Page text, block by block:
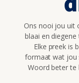
Ons nooi jou uit
blaai en
Elke preek is
formaat wat jou
Woord beter te